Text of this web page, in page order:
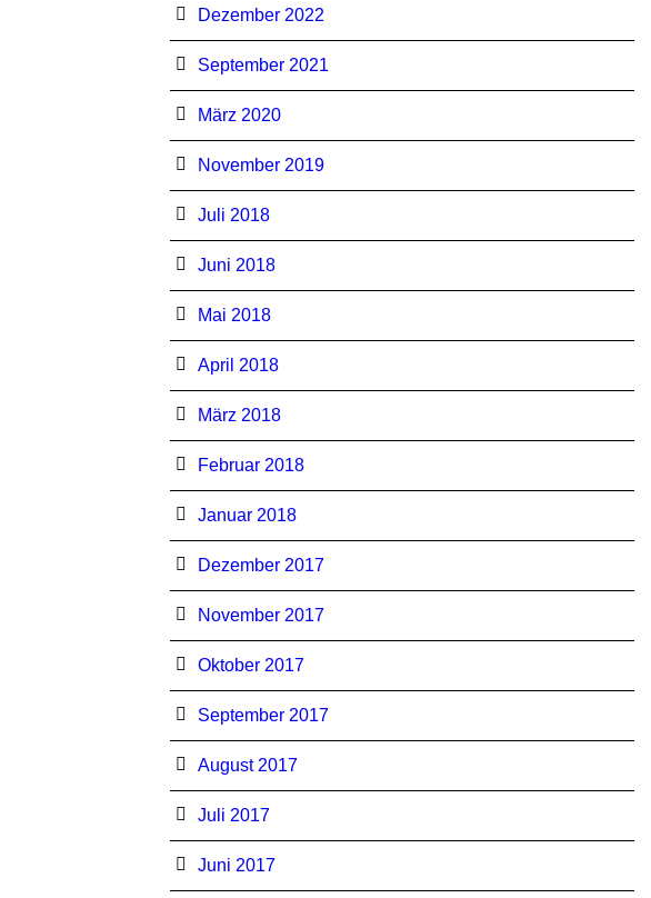
Dezember 2022
September 2021
März 2020
November 2019
Juli 2018
Juni 2018
Mai 2018
April 2018
März 2018
Februar 2018
Januar 2018
Dezember 2017
November 2017
Oktober 2017
September 2017
August 2017
Juli 2017
Juni 2017